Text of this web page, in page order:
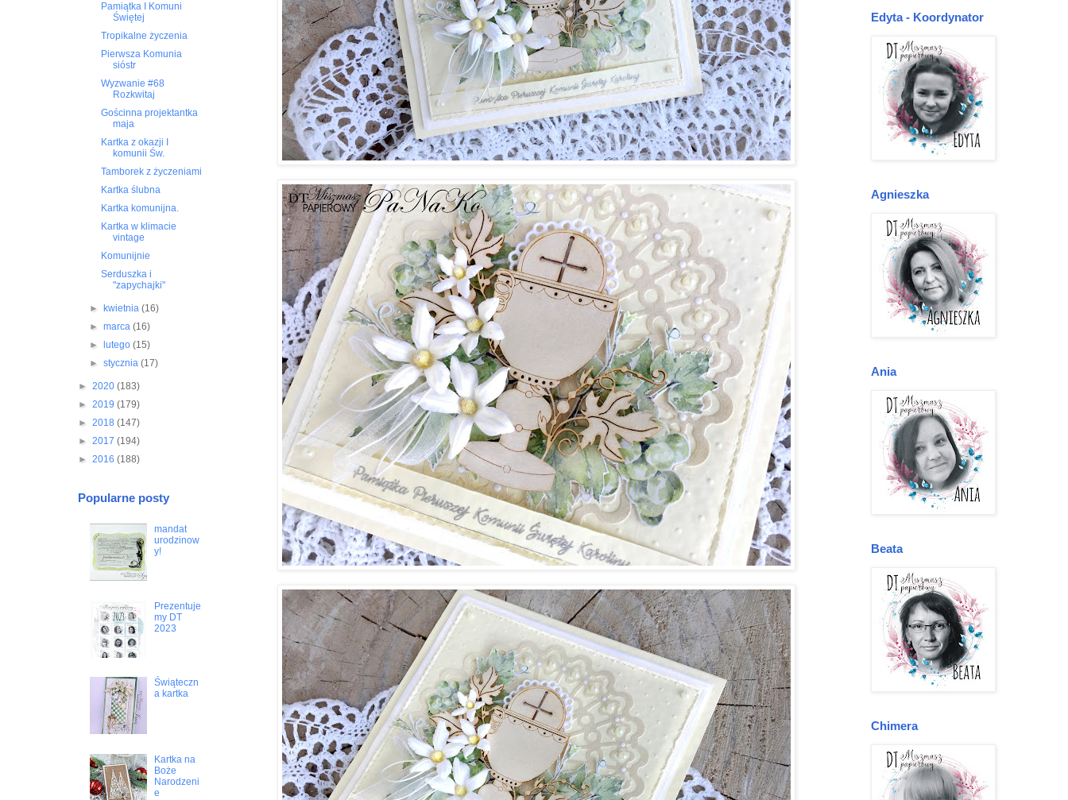
Pamiątka I Komuni
Świętej
Tropikalne życzenia
Pierwsza Komunia
sióstr
Wyzwanie #68
Rozkwitaj
Gościnna projektantka
maja
Kartka z okazji I
komunii Św.
Tamborek z życzeniami
Kartka ślubna
Kartka komunijna.
Kartka w klimacie
vintage
Komunijnie
Serduszka i
"zapychajki"
► kwietnia (16)
► marca (16)
►
lutego (15)
► stycznia (17)
► 2020 (183)
► 2019 (179)
► 2018 (147)
► 2017 (194)
► 2016 (188)
Popularne posty
mandat
urodzinow
y!
Prezentuje
my DT
2023
Świąteczn
a kartka
Kartka na
Boże
Narodzeni
e
Edyta - Koordynator
Agnieszka
Ania
Beata
Chimera